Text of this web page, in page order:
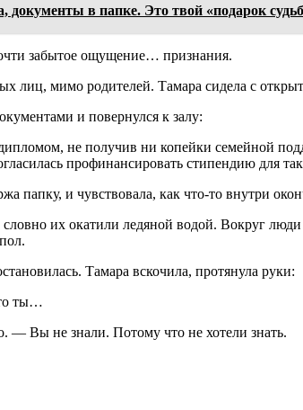
в папке. Это твой «подарок
забытое ощущение… признания.
мимо родителей. Тамара сидела с
и повернулся к залу:
не получив ни копейки семейной
профинансировать стипендию для
папку, и чувствовала, как что-то внутри
их окатили ледяной водой. Вокруг
Тамара вскочила, протянула руки:
ты…
Вы не знали. Потому что не хотели знать.